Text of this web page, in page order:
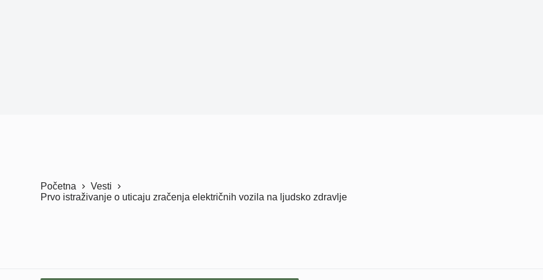
Početna
Vesti
Prvo istraživanje o uticaju zračenja električnih vozila na ljudsko zdravlje